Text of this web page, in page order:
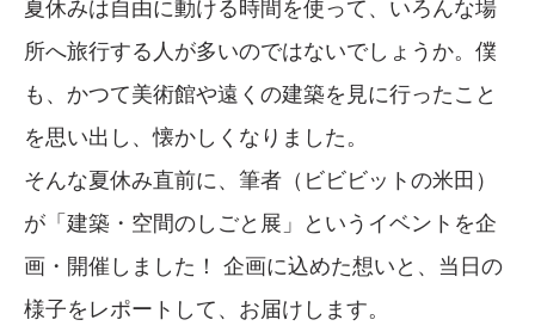
夏休みは自由に動ける時間を使って、いろんな場
所へ旅行する人が多いのではないでしょうか。僕
も、かつて美術館や遠くの建築を見に行ったこと
を思い出し、懐かしくなりました。
そんな夏休み直前に、筆者（ビビビットの米田）
が「建築・空間のしごと展」というイベントを企
画・開催しました！ 企画に込めた想いと、当日の
様子をレポートして、お届けします。